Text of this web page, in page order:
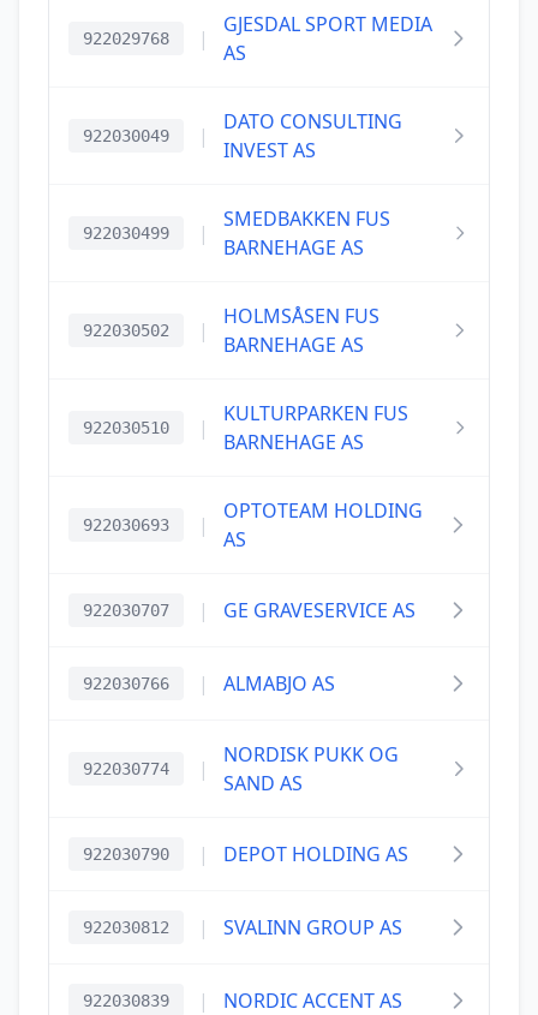
922029768 |
GJESDAL SPORT MEDIA
AS
922030049 |
DATO CONSULTING
INVEST AS
922030499 |
SMEDBAKKEN FUS
BARNEHAGE AS
922030502 |
HOLMSÅSEN FUS
BARNEHAGE AS
922030510 |
KULTURPARKEN FUS
BARNEHAGE AS
922030693 |
OPTOTEAM HOLDING
AS
922030707 | GE GRAVESERVICE AS
922030766 | ALMABJO AS
922030774 |
NORDISK PUKK OG
SAND AS
922030790 | DEPOT HOLDING AS
922030812 | SVALINN GROUP AS
922030839 | NORDIC ACCENT AS